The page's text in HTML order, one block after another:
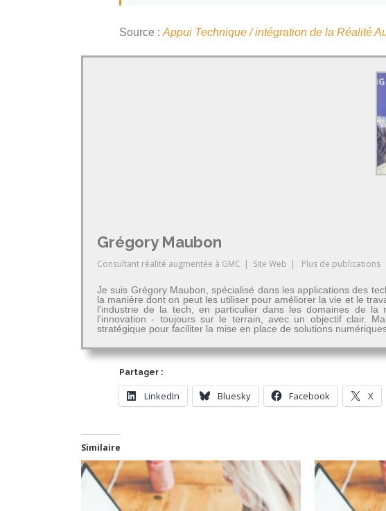
Source : Appui Technique / intégration de la Réalité
Grégory Maubon
Consultant réalité augmentée à GMC | Site Web | Plus de publications
Je suis Grégory Maubon, spécialisé dans les applications des
la manière dont on peut les utiliser pour améliorer la vie et le
l'industrie de la tech, en particulier dans les domaines de
l'innovation - toujours sur le terrain, avec un objectif clair.
stratégique pour faciliter la mise en place de solutions
Partager :
LinkedIn Bluesky Facebook X
Similaire